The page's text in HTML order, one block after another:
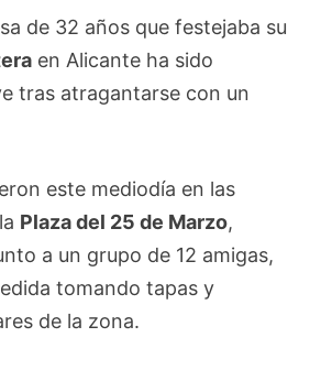
de 32 años que festejaba su
en Alicante ha sido
tras atragantarse con un
este mediodía en las
Plaza del 25 de Marzo,
a un grupo de 12 amigas,
tomando tapas y
de la zona.